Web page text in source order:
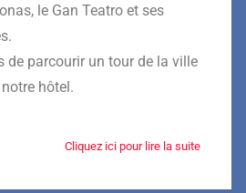
le Gan Teatro et ses
de parcourir un tour de la ville
hôtel.
Cliquez ici pour lire la suite